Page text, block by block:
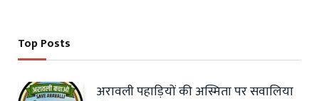
Top Posts
अरावली पहाड़ियों की अस्मिता पर सवालिया